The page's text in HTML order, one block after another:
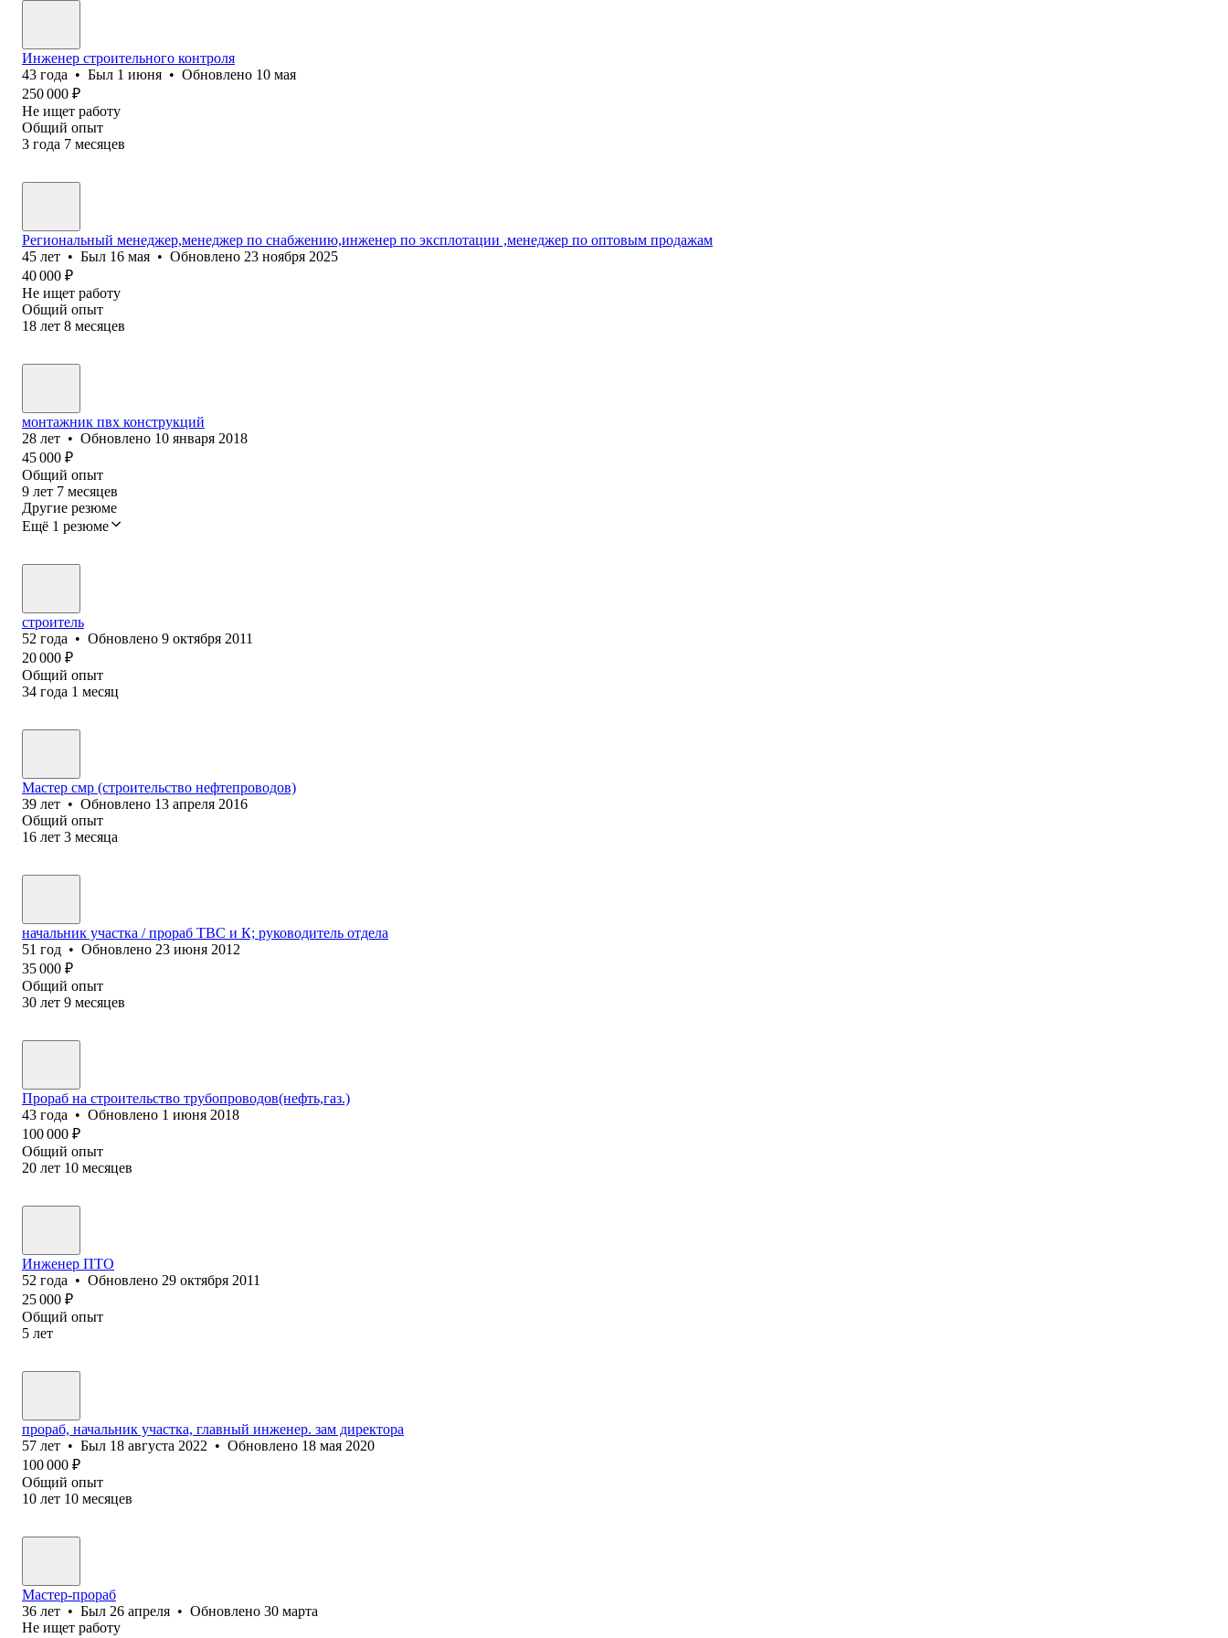
Инженер строительного контроля
43 года • Был 1 июня • Обновлено 10 мая
250 000 ₽
Не ищет работу
Общий опыт
3 года 7 месяцев
Региональный менеджер,менеджер по снабжению,инженер по эксплотации ,менеджер по оптовым продажам
45 лет • Был 16 мая • Обновлено 23 ноября 2025
40 000 ₽
Не ищет работу
Общий опыт
18 лет 8 месяцев
монтажник пвх конструкций
28 лет • Обновлено 10 января 2018
45 000 ₽
Общий опыт
9 лет 7 месяцев
Другие резюме
Ещё 1 резюме
строитель
52 года • Обновлено 9 октября 2011
20 000 ₽
Общий опыт
34 года 1 месяц
Мастер смр (строительство нефтепроводов)
39 лет • Обновлено 13 апреля 2016
Общий опыт
16 лет 3 месяца
начальник участка / прораб ТВС и К; руководитель отдела
51 год • Обновлено 23 июня 2012
35 000 ₽
Общий опыт
30 лет 9 месяцев
Прораб на строительство трубопроводов(нефть,газ.)
43 года • Обновлено 1 июня 2018
100 000 ₽
Общий опыт
20 лет 10 месяцев
Инженер ПТО
52 года • Обновлено 29 октября 2011
25 000 ₽
Общий опыт
5 лет
прораб, начальник участка, главный инженер. зам директора
57 лет • Был 18 августа 2022 • Обновлено 18 мая 2020
100 000 ₽
Общий опыт
10 лет 10 месяцев
Мастер-прораб
36 лет • Был 26 апреля • Обновлено 30 марта
Не ищет работу